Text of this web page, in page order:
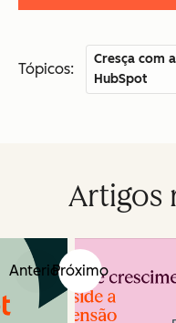
Tópicos:
Cresça com a
HubSpot
Artigos
AnteriorPróximo